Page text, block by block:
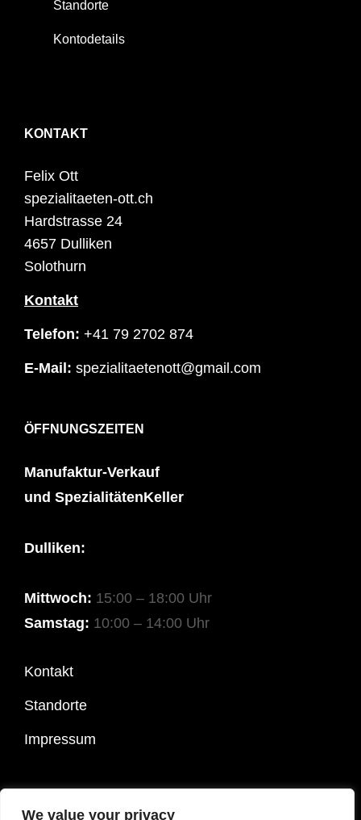
We value your privacy
Standorte
Kontodetails
KONTAKT
Felix Ott
spezialitaeten-ott.ch
Hardstrasse 24
4657 Dulliken
Solothurn
Kontakt
Telefon: +41 79 2702 874
E-Mail: spezialitaetenott@gmail.com
ÖFFNUNGSZEITEN
Manufaktur-Verkauf
und SpezialitätenKeller
Dulliken:
Mittwoch: 15:00 – 18:00 Uhr
Samstag: 10:00 – 14:00 Uhr
Kontakt
Standorte
Impressum
COPYRIGHT © 2026